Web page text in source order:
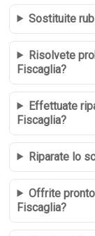
Sostituite
Risolvete
Fiscaglia?
Effettuate
Fiscaglia?
Riparate lo
Offrite
Fiscaglia?